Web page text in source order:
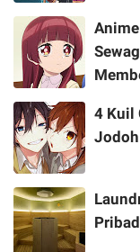
4 Kuil